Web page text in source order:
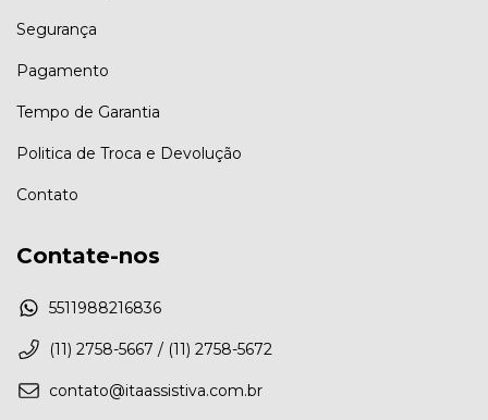
Segurança
Pagamento
Tempo de Garantia
Politica de Troca e Devolução
Contato
Contate-nos
5511988216836
(11) 2758-5667 / (11) 2758-5672
contato@itaassistiva.com.br